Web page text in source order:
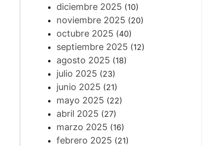
diciembre 2025 (10)
noviembre 2025 (20)
octubre 2025 (40)
septiembre 2025 (12)
agosto 2025 (18)
julio 2025 (23)
junio 2025 (21)
mayo 2025 (22)
abril 2025 (27)
marzo 2025 (16)
febrero 2025 (21)